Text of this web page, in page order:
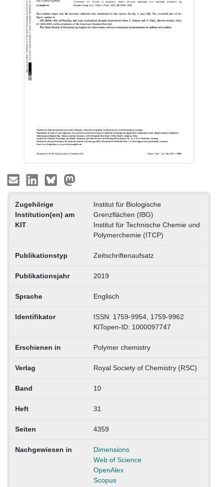
Zugehörige
Institution(en) am
KIT
Institut für Biologische
Grenzflächen (IBG)
Institut für Technische Chemie und
Polymerchemie (ITCP)
Publikationstyp Zeitschriftenaufsatz
Publikationsjahr 2019
Sprache Englisch
Identifikator
ISSN: 1759-9954, 1759-9962
KITopen-ID: 1000097747
Erschienen in Polymer chemistry
Verlag Royal Society of Chemistry (RSC)
Band 10
Heft 31
Seiten 4359
Nachgewiesen in
Dimensions
Web of Science
OpenAlex
Scopus